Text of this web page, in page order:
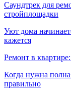
Саундтрек для
стройплощадки
Уют дома
кажется
Ремонт в
Когда нужна
правильно